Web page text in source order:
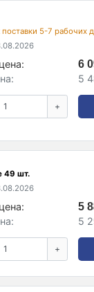
поставки 5-7 рабочих
6
5
+
49 шт.
5
5
+